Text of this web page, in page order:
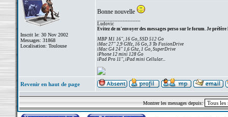
Inscrit le: 30 Nov 2002
Messages: 31868
Localisation: Toulouse
Bonne nouvelle
Ludovic
Evitez de m'envoyer des messages perso sur le forum. Je préfère
MBP M1 16", 16 Go, SSD 512 Go
iMac 27" 2,9 GHz, 16 Go, 3 To FusionDrive
iMac G4 24" 1,6 Ghz, 1 Go, SuperDrive
iPhone 12 mini 128 Go
iPad Pro 11", iPad mini Cellular...
Revenir en haut de page
Montrer les messages depuis: